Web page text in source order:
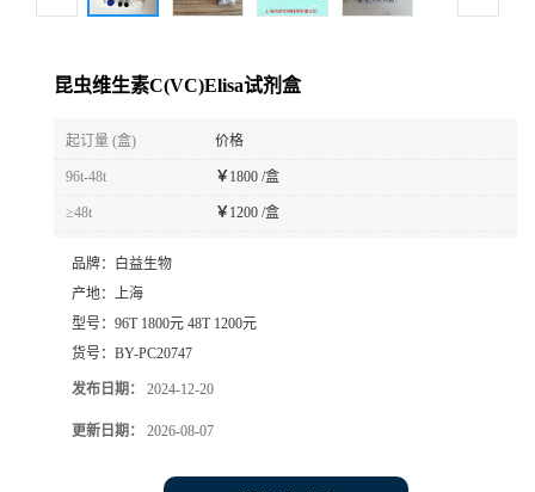
昆虫维生素C(VC)Elisa试剂盒
起订量 (盒) 价格
96t-48t ￥ 1800 /盒
≥48t ￥ 1200 /盒
品牌：
白益生物
产地： 上海
型号： 96T 1800元 48T 1200元
货号： BY-PC20747
发布日期： 2024-12-20
更新日期： 2026-08-07